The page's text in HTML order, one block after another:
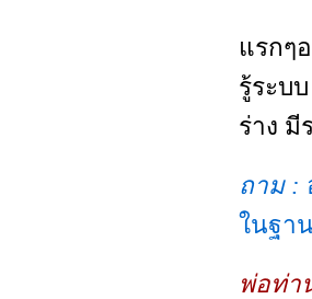
แรกๆ
รู้ระบ
ร่าง มี
ถาม :
ในฐา
พ่อท่า